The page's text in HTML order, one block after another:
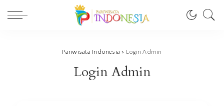
Pariwisata Indonesia > Login Admin
Login Admin